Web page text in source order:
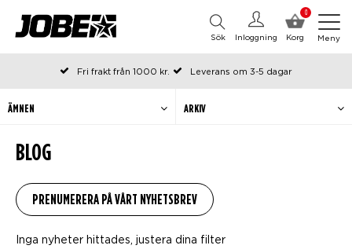
0
Korg
Inloggning
Sök Meny
Fri frakt från 1000 kr.
Leverans om 3-5 dagar
Beställda före kl 12 på arbetsdagar, skickas samma dag
Betala efteråt eller i delar
BLOG
ÄMNEN ARKIV
Inga nyheter hittades, justera dina filter